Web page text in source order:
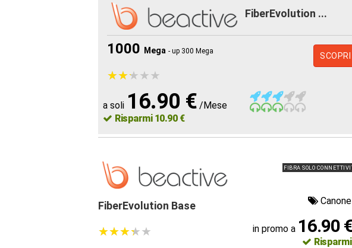
FiberEvolution ...
1000 Mega - up 300 Mega SCOPRI
★★★★★
★★★★★
a soli 16.90 € /Mese
Risparmi 10.90 €
FIBRA SOLO
FiberEvolution Base
★★★★★
★★★★★ in promo a 16.90